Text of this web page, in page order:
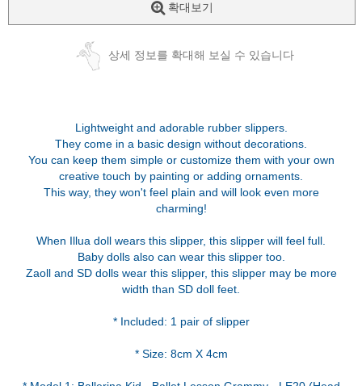
확대보기
상세 정보를 확대해 보실 수 있습니다
Lightweight and adorable rubber slippers.
They come in a basic design without decorations.
You can keep them simple or customize them with your own
creative touch by painting or adding ornaments.
This way, they won't feel plain and will look even more
charming!
When Illua doll wears this slipper, this slipper will feel full.
Baby dolls also can wear this slipper too.
Zaoll and SD dolls wear this slipper, this slipper may be more
width than SD doll feet.
* Included: 1 pair of slipper
* Size: 8cm X 4cm